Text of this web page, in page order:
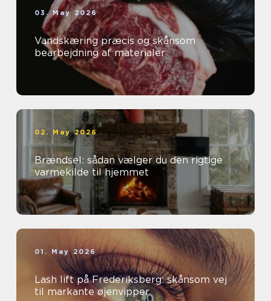
03. May 2026
Vandskæring præcis og skånsom
bearbejdning af materialer
02. May 2026
Brændsel: sådan vælger du den rigtige
varmekilde til hjemmet
01. May 2026
Lash lift på Frederiksberg: skånsom vej
til markante øjenvipper